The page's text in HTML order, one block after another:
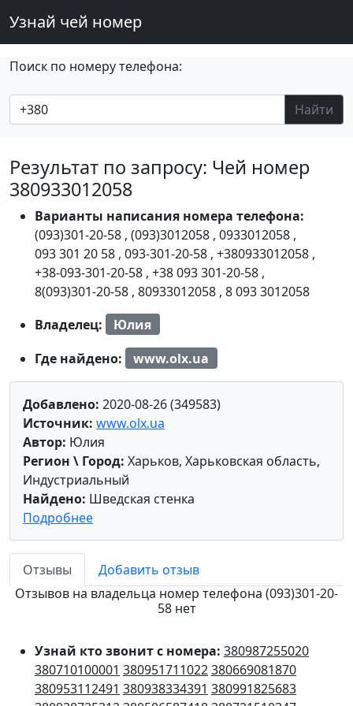
Узнай чей номер
Поиск по номеру телефона:
Найти
Результат по запросу: Чей номер
380933012058
Варианты написания номера телефона:
(093)301-20-58 , (093)3012058 , 0933012058 ,
093 301 20 58 , 093-301-20-58 , +380933012058 ,
+38-093-301-20-58 , +38 093 301-20-58 ,
8(093)301-20-58 , 80933012058 , 8 093 3012058
Владелец:
Юлия
Где найдено:
www.olx.ua
Добавлено: 2020-08-26 (349583)
Источник: www.olx.ua
Автор: Юлия
Регион \ Город: Харьков, Харьковская область,
Индустриальный
Найдено: Шведская стенка
Подробнее
Отзывы
Добавить отзыв
Отзывов на владельца номер телефона (093)301-20-
58 нет
Узнай кто звонит с номера: 380987255020
380710100001 380951711022380669081870
380953112491 380938334391 380991825683